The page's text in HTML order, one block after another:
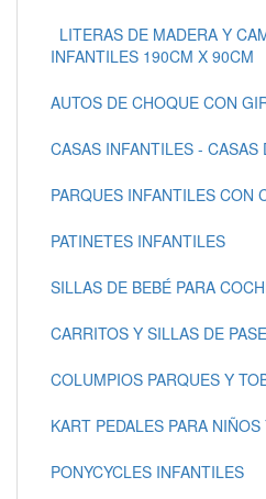
LITERAS DE MADERA Y
INFANTILES 190CM X 90CM
AUTOS DE CHOQUE CON
CASAS INFANTILES - CASAS
PARQUES INFANTILES CON
PATINETES INFANTILES
SILLAS DE BEBÉ PARA
CARRITOS Y SILLAS DE
COLUMPIOS PARQUES Y
KART PEDALES PARA
PONYCYCLES INFANTILES